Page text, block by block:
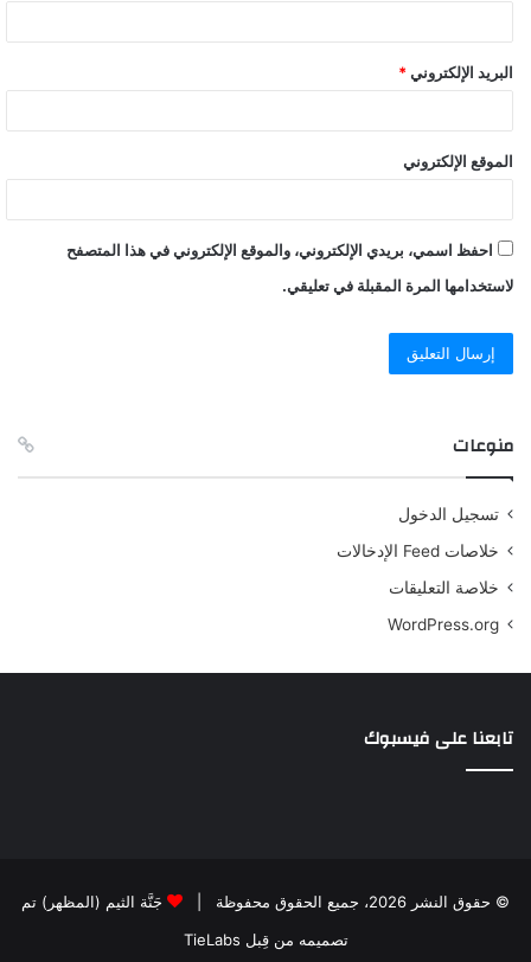
البريد الإلكتروني *
الموقع الإلكتروني
احفظ اسمي، بريدي الإلكتروني، والموقع الإلكتروني في هذا المتصفح
لاستخدامها المرة المقبلة في تعليقي.
منوعات
تسجيل الدخول
خلاصات Feed الإدخالات
خلاصة التعليقات
WordPress.org
تابعنا على فيسبوك
© حقوق النشر 2026، جميع الحقوق محفوظة |
جَنَّة الثيم (المظهر) تم
تصميمه من قِبل TieLabs